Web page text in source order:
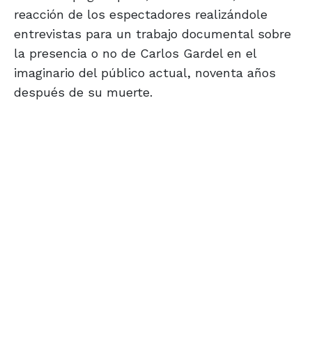
reacción de los espectadores realizándole
entrevistas para un trabajo documental sobre
la presencia o no de Carlos Gardel en el
imaginario del público actual, noventa años
después de su muerte.